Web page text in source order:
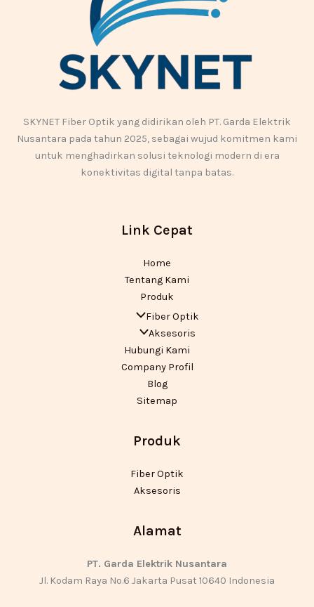
SKYNET Fiber Optik yang didirikan oleh PT. Garda Elektrik
Nusantara pada tahun 2025, sebagai wujud komitmen kami
untuk menghadirkan solusi teknologi modern di era
konektivitas digital tanpa batas.
Link Cepat
Home
Tentang Kami
Produk
Fiber Optik
Aksesoris
Hubungi Kami
Company Profil
Blog
Sitemap
Produk
Fiber Optik
Aksesoris
Alamat
PT. Garda Elektrik Nusantara
Jl. Kodam Raya No.6 Jakarta Pusat 10640 Indonesia